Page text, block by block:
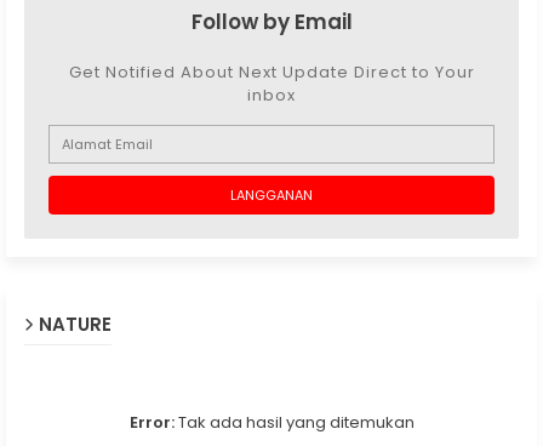
Follow by Email
Get Notified About Next Update Direct to Your
inbox
NATURE
Error:Tak ada hasil yang ditemukan